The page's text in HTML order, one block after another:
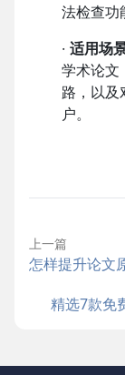
法检查功
· 适用场
学术论文
路，以及
户。
上一篇
怎样提升论文
精选7款免